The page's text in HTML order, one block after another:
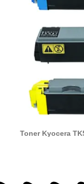
Toner Kyocera
1T02F30EU0 /